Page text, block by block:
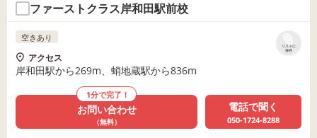
ファーストクラス岸和田駅前校
リストに
保存
空きあり
アクセス
岸和田駅から269m、蛸地蔵駅から836m
1分で完了！
お問い合わせ
（無料）
電話で聞く
050-1724-8288